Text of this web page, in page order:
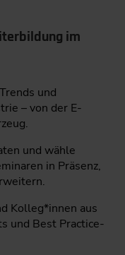
im
und
– von der E-
und wähle
in Präsenz,
Kolleg*innen aus
und Best Practice-